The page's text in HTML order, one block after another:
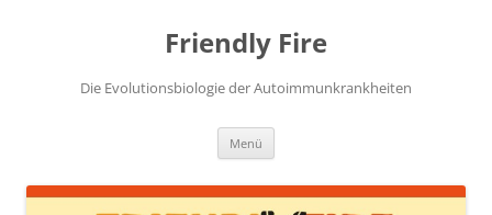
Friendly Fire
Die Evolutionsbiologie der Autoimmunkrankheiten
Menü